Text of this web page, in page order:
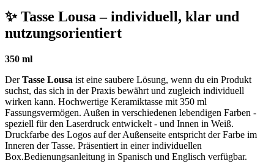
✨ Tasse Lousa – individuell, klar und
nutzungsorientiert
350 ml
DerTasse Lousa ist eine saubere Lösung, wenn du ein Produkt
suchst, das sich in der Praxis bewährt und zugleich individuell
wirken kann. Hochwertige Keramiktasse mit 350 ml
Fassungsvermögen. Außen in verschiedenen lebendigen Farben -
speziell für den Laserdruck entwickelt - und Innen in Weiß.
Druckfarbe des Logos auf der Außenseite entspricht der Farbe im
Inneren der Tasse. Präsentiert in einer individuellen
Box.Bedienungsanleitung in Spanisch und Englisch verfügbar.